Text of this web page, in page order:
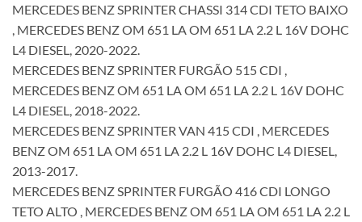
MERCEDES BENZ SPRINTER CHASSI 314 CDI TETO BAIXO
, MERCEDES BENZ OM 651 LA OM 651 LA 2.2 L 16V DOHC
L4 DIESEL, 2020-2022.
MERCEDES BENZ SPRINTER FURGÃO 515 CDI ,
MERCEDES BENZ OM 651 LA OM 651 LA 2.2 L 16V DOHC
L4 DIESEL, 2018-2022.
MERCEDES BENZ SPRINTER VAN 415 CDI , MERCEDES
BENZ OM 651 LA OM 651 LA 2.2 L 16V DOHC L4 DIESEL,
2013-2017.
MERCEDES BENZ SPRINTER FURGÃO 416 CDI LONGO
TETO ALTO , MERCEDES BENZ OM 651 LA OM 651 LA 2.2 L